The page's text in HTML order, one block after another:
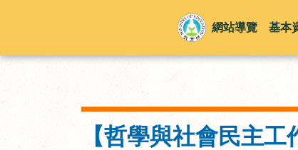
網站導覽 基本
【哲學與社會民主